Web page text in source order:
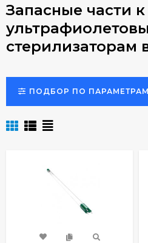
Запасные части к
стерилизаторам
ПОДБОР ПО ПАРАМЕТРАМ